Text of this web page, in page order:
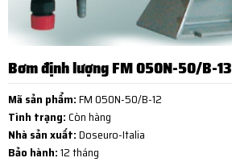
Bơm định lượng FM 050N-50/B-13
Mã sản phẩm:FM 050N-50/B-12
Tình trạng:Còn hàng
Nhà sản xuất:Doseuro-Italia
Bảo hành:12 tháng